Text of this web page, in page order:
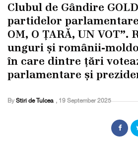
Clubul de Gândire
partidelor parlamentare
OM, O ȚARĂ, UN VOT”.
unguri și românii-
în care dintre țări
parlamentare și
By Stiri de Tulcea , 19 September 2025